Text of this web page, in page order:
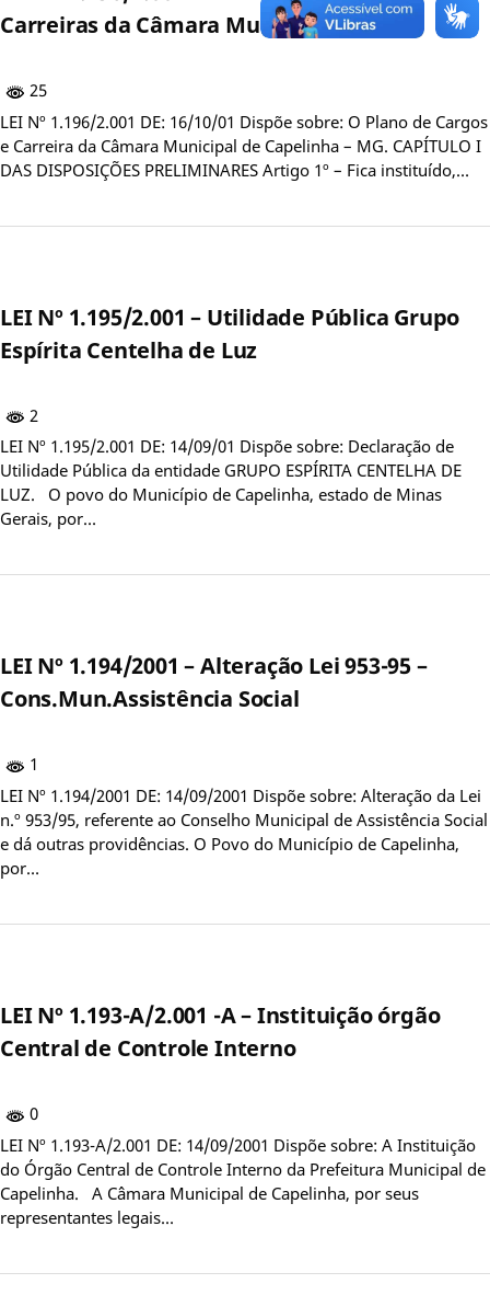
Carreiras da Câmara Municipal
25
LEI Nº 1.196/2.001 DE: 16/10/01 Dispõe sobre: O Plano de Cargos
e Carreira da Câmara Municipal de Capelinha – MG. CAPÍTULO I
DAS DISPOSIÇÕES PRELIMINARES Artigo 1º – Fica instituído,…
LEI Nº 1.195/2.001 – Utilidade Pública Grupo
Espírita Centelha de Luz
2
LEI Nº 1.195/2.001 DE: 14/09/01 Dispõe sobre: Declaração de
Utilidade Pública da entidade GRUPO ESPÍRITA CENTELHA DE
LUZ. O povo do Município de Capelinha, estado de Minas
Gerais, por…
LEI Nº 1.194/2001 – Alteração Lei 953-95 –
Cons.Mun.Assistência Social
1
LEI Nº 1.194/2001 DE: 14/09/2001 Dispõe sobre: Alteração da Lei
n.º 953/95, referente ao Conselho Municipal de Assistência Social
e dá outras providências. O Povo do Município de Capelinha,
por…
LEI Nº 1.193-A/2.001 -A – Instituição órgão
Central de Controle Interno
0
LEI Nº 1.193-A/2.001 DE: 14/09/2001 Dispõe sobre: A Instituição
do Órgão Central de Controle Interno da Prefeitura Municipal de
Capelinha. A Câmara Municipal de Capelinha, por seus
representantes legais…